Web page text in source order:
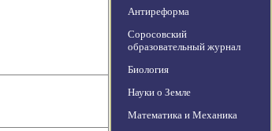
Антиреформа
Соросовский
образовательный журнал
Биология
Науки о Земле
Математика и Механика